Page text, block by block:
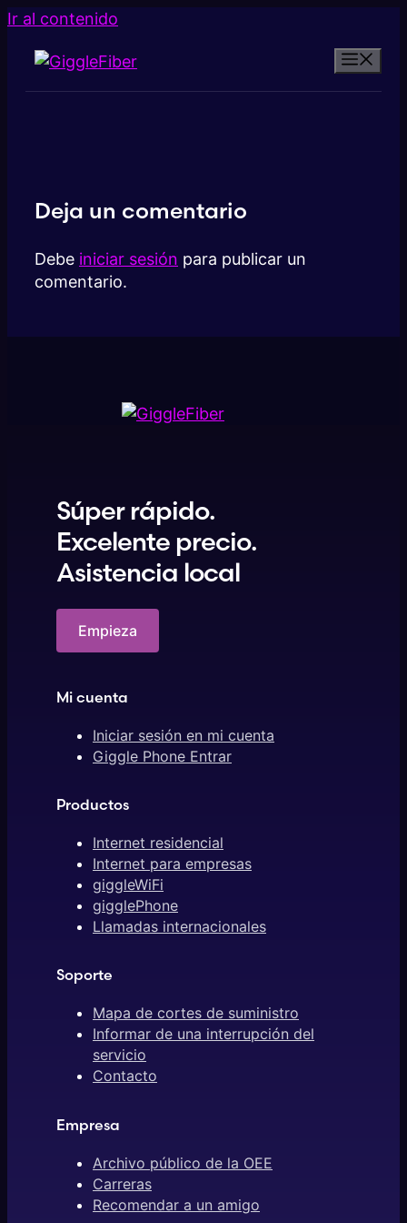
Ir al contenido
Deja un comentario
Debe iniciar sesión para publicar un
comentario.
Súper rápido.
Excelente precio.
Asistencia local
Empieza
Mi cuenta
Iniciar sesión en mi cuenta
Giggle Phone Entrar
Productos
Internet residencial
Internet para empresas
giggleWiFi
gigglePhone
Llamadas internacionales
Soporte
Mapa de cortes de suministro
Informar de una interrupción del
servicio
Contacto
Empresa
Archivo público de la OEE
Carreras
Recomendar a un amigo